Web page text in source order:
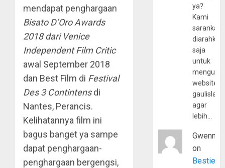
mendapat penghargaan
Bisato D’Oro Awards
2018 dari Venice
Independent Film Critic
awal September 2018
dan Best Film di Festival
Des 3 Contintensdi
Nantes, Perancis.
Kelihatannya film ini
bagus banget ya sampe
dapat penghargaan-
penghargaan bergengsi,
ya?
Kami
sarankan,
diarahkan
saja
untuk
website
agar
lebih…
Gwenny
on
Bestie